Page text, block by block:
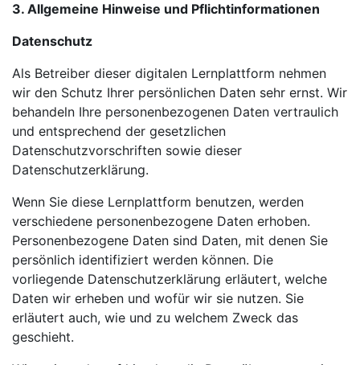
3. Allgemeine Hinweise und Pflichtinformationen
Datenschutz
Als Betreiber dieser digitalen Lernplattform nehmen
wir den Schutz Ihrer persönlichen Daten sehr ernst. Wir
behandeln Ihre personenbezogenen Daten vertraulich
und entsprechend der gesetzlichen
Datenschutzvorschriften sowie dieser
Datenschutzerklärung.
Wenn Sie diese Lernplattform benutzen, werden
verschiedene personenbezogene Daten erhoben.
Personenbezogene Daten sind Daten, mit denen Sie
persönlich identifiziert werden können. Die
vorliegende Datenschutzerklärung erläutert, welche
Daten wir erheben und wofür wir sie nutzen. Sie
erläutert auch, wie und zu welchem Zweck das
geschieht.